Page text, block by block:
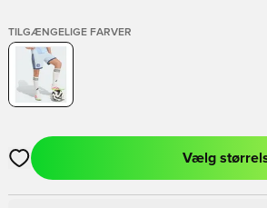
TILGÆNGELIGE FARVER
Åbner en Modal til at logge ind eller
Vælg